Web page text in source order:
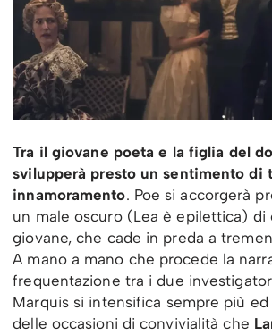
Tra il giovane poeta e la figlia del
svilupperà presto un sentimento di
innamoramento. Poe si accorgerà
un male oscuro (Lea è epilettica) di
giovane, che cade in preda a
A mano a mano che procede la
frequentazione tra i due
Marquis si intensifica sempre più
delle occasioni di convivialità che